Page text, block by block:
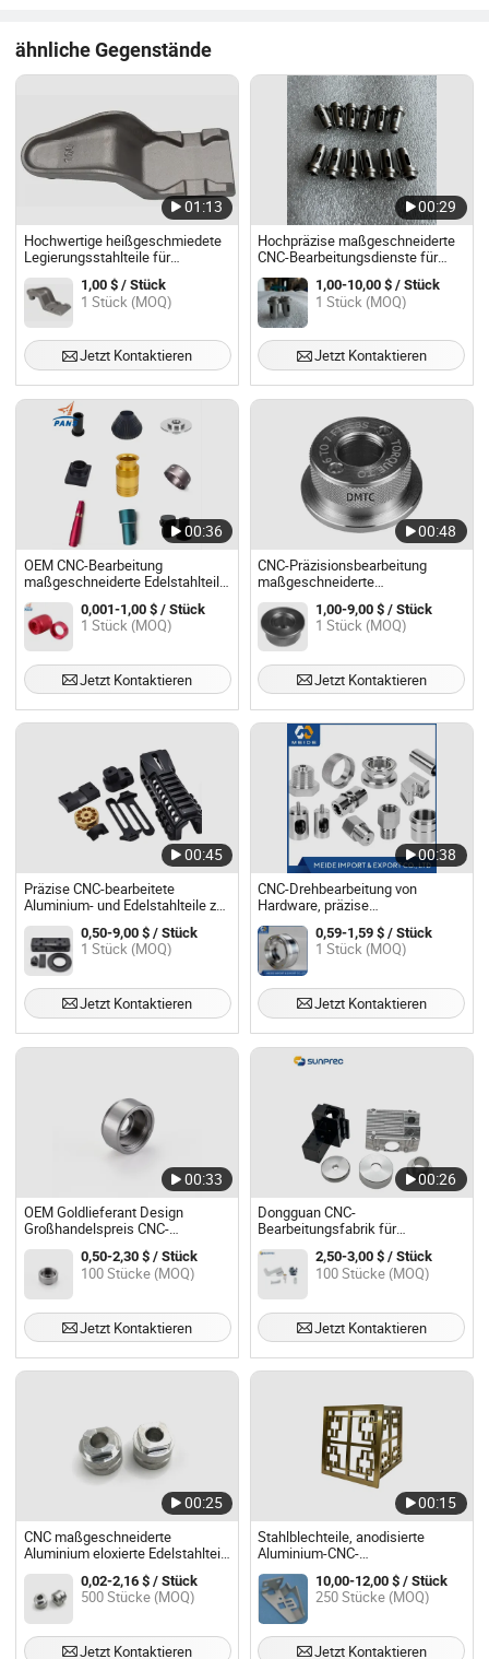
ähnliche Gegenstände
01:13
Hochwertige heißgeschmiedete
Legierungsstahlteile für
Werkzeuge im Bauwesen
1,00 $ / Stück
1 Stück (MOQ)
Jetzt Kontaktieren
00:29
Hochpräzise maßgeschneiderte
CNC-Bearbeitungsdienste für
Edelstahlteile für die Automobil-
und Elektronikindustrie
1,00-10,00 $ / Stück
1 Stück (MOQ)
Jetzt Kontaktieren
00:36
OEM CNC-Bearbeitung
maßgeschneiderte Edelstahlteile
präzise Metallkomponenten für
Maschinenanlagen0,001-1,00 $ / Stück
1 Stück (MOQ)
Jetzt Kontaktieren
00:48
CNC-Präzisionsbearbeitung
maßgeschneiderte
Stahlverarbeitung CNC-
Bearbeitung von
Kohlenstahlteilen
1,00-9,00 $ / Stück
1 Stück (MOQ)
Jetzt Kontaktieren
00:45
Präzise CNC-bearbeitete
Aluminium- und Edelstahlteile zu
verkaufen
0,50-9,00 $ / Stück
1 Stück (MOQ)
Jetzt Kontaktieren
00:38
CNC-Drehbearbeitung von
Hardware, präzise
Aluminiumlegierung, rostfreier
Stahl, Messing, Eisen, Stahlteile,
Anpassung
0,59-1,59 $ / Stück
1 Stück (MOQ)
Jetzt Kontaktieren
00:33
OEM Goldlieferant Design
Großhandelspreis CNC-
Drehbearbeitung
Mikroverarbeitung
Präzisionsauto-Stahlteile
0,50-2,30 $ / Stück
100 Stücke (MOQ)
Jetzt Kontaktieren
00:26
Dongguan CNC-
Bearbeitungsfabrik für
Aluminium- und Edelstahlteile
2,50-3,00 $ / Stück
100 Stücke (MOQ)
Jetzt Kontaktieren
00:25
CNC maßgeschneiderte
Aluminium eloxierte Edelstahlteile
Service Auto Teile Fahrzeugteile
0,02-2,16 $ / Stück
500 Stücke (MOQ)
Jetzt Kontaktieren
00:15
Stahlblechteile, anodisierte
Aluminium-CNC-
Bearbeitungsteile
10,00-12,00 $ / Stück
250 Stücke (MOQ)
Jetzt Kontaktieren